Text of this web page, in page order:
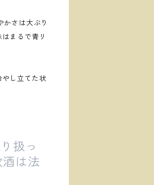
さは大ぶり
まるで青リ
し立てた状
扱っ
は法